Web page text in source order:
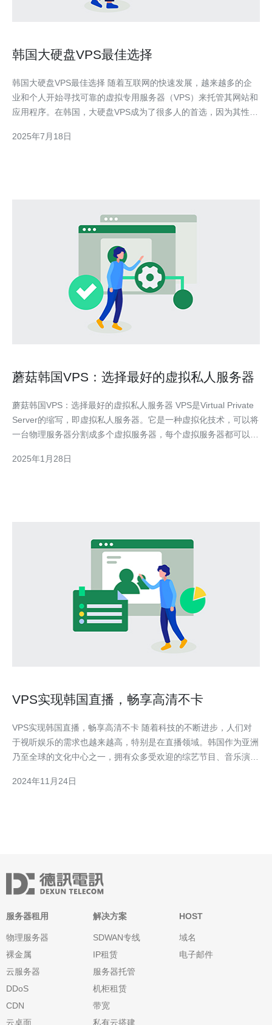
韩国大硬盘VPS最佳选择
韩国大硬盘VPS最佳选择 随着互联网的快速发展，越来越多的企
业和个人开始寻找可靠的虚拟专用服务器（VPS）来托管其网站和
应用程序。在韩国，大硬盘VPS成为了很多人的首选，因为其性能
空间，能够存储更多的数据和文件。这对于那些需要大量存储空间
2025年7月18日
蘑菇韩国VPS：选择最好的虚拟私人服务器
蘑菇韩国VPS：选择最好的虚拟私人服务器 VPS是Virtual Private
Server的缩写，即虚拟私人服务器。它是一种虚拟化技术，可以将
一台物理服务器分割成多个虚拟服务器，每个虚拟服务器都可以独
灵活性，是许多网站和应用
2025年1月28日
VPS实现韩国直播，畅享高清不卡
VPS实现韩国直播，畅享高清不卡 随着科技的不断进步，人们对
于视听娱乐的需求也越来越高，特别是在直播领域。韩国作为亚洲
乃至全球的文化中心之一，拥有众多受欢迎的综艺节目、音乐演出
众无法稳定地观看韩国直播节目。幸运的是，通过使用VPS（虚拟
2024年11月24日
服务器租用
物理服务器
裸金属
云服务器
DDoS
CDN
云桌面
解决方案
SDWAN专线
IP租赁
服务器托管
机柜租赁
带宽
私有云搭建
HOST
域名
电子邮件